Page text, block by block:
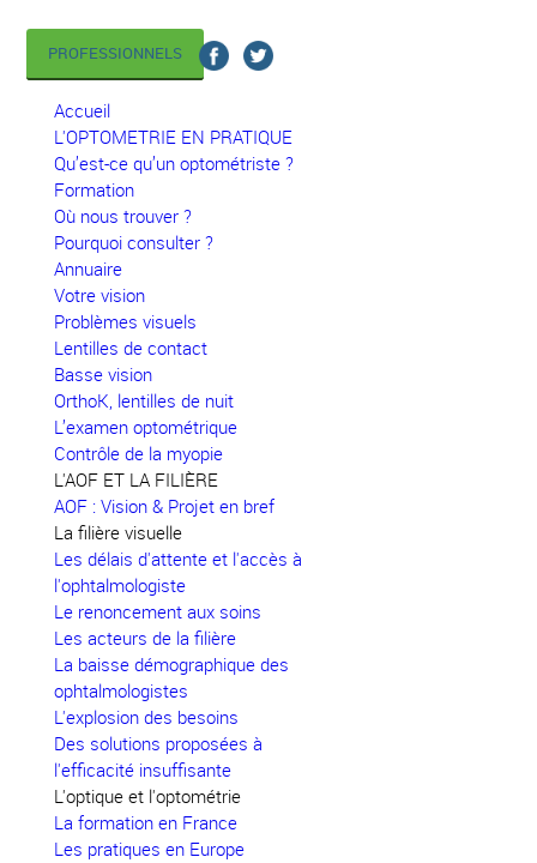
PROFESSIONNELS
Accueil
L'OPTOMETRIE EN PRATIQUE
Qu’est-ce qu’un optométriste ?
Formation
Où nous trouver ?
Pourquoi consulter ?
Annuaire
Votre vision
Problèmes visuels
Lentilles de contact
Basse vision
OrthoK, lentilles de nuit
L’examen optométrique
Contrôle de la myopie
L'AOF ET LA FILIÈRE
AOF : Vision & Projet en bref
La filière visuelle
Les délais d'attente et l'accès à
l'ophtalmologiste
Le renoncement aux soins
Les acteurs de la filière
La baisse démographique des
ophtalmologistes
L'explosion des besoins
Des solutions proposées à
l'efficacité insuffisante
L'optique et l'optométrie
La formation en France
Les pratiques en Europe